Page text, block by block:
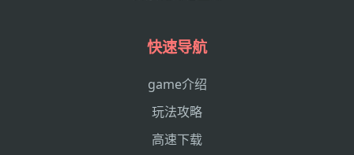
快速导航
game介绍
玩法攻略
高速下载